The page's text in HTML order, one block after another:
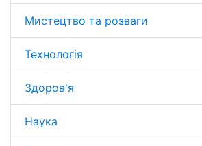
Мистецтво та розваги
Технологія
Здоров'я
Наука